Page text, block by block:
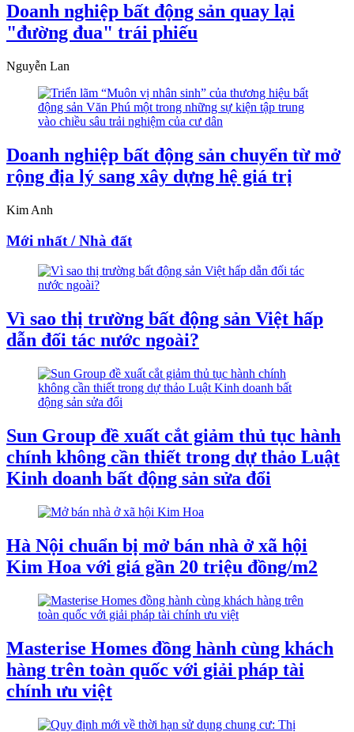
Doanh nghiệp bất động sản quay lại
"đường đua" trái phiếu
Nguyễn Lan
Doanh nghiệp bất động sản chuyển từ mở
rộng địa lý sang xây dựng hệ giá trị
Kim Anh
Mới nhất / Nhà đất
Vì sao thị trường bất động sản Việt hấp
dẫn đối tác nước ngoài?
Sun Group đề xuất cắt giảm thủ tục hành
chính không cần thiết trong dự thảo Luật
Kinh doanh bất động sản sửa đổi
Hà Nội chuẩn bị mở bán nhà ở xã hội
Kim Hoa với giá gần 20 triệu đồng/m2
Masterise Homes đồng hành cùng khách
hàng trên toàn quốc với giải pháp tài
chính ưu việt